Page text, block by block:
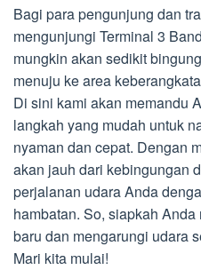
Bagi para pengunjung dan
mengunjungi Terminal 3
mungkin akan sedikit
menuju ke area
Di sini kami akan memandu
langkah yang mudah untuk
nyaman dan cepat. Dengan
akan jauh dari kebingungan
perjalanan udara Anda
hambatan. So, siapkah
baru dan mengarungi udara
Mari kita mulai!